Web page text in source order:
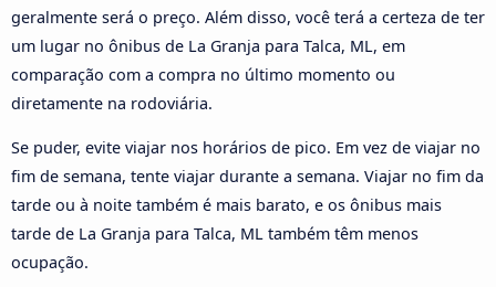
geralmente será o preço. Além disso, você terá a certeza de ter
um lugar no ônibus de La Granja para Talca, ML, em
comparação com a compra no último momento ou
diretamente na rodoviária.
Se puder, evite viajar nos horários de pico. Em vez de viajar no
fim de semana, tente viajar durante a semana. Viajar no fim da
tarde ou à noite também é mais barato, e os ônibus mais
tarde de La Granja para Talca, ML também têm menos
ocupação.